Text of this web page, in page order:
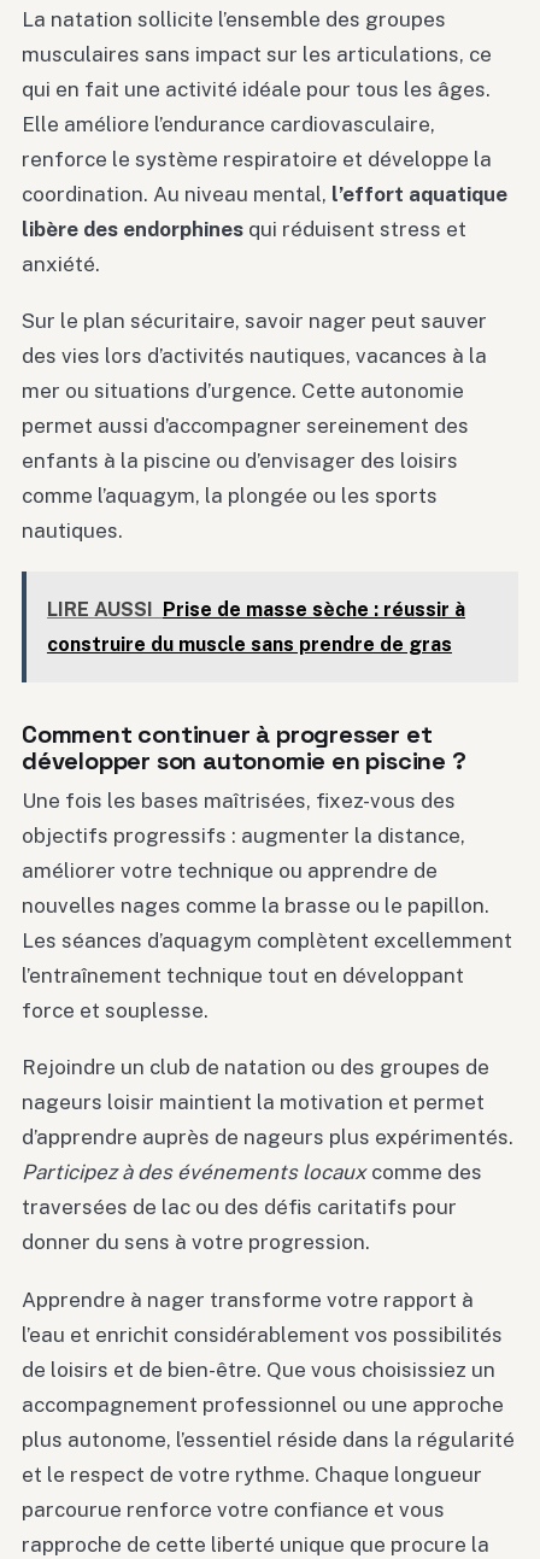
La natation sollicite l’ensemble des groupes
musculaires sans impact sur les articulations, ce
qui en fait une activité idéale pour tous les âges.
Elle améliore l’endurance cardiovasculaire,
renforce le système respiratoire et développe la
coordination. Au niveau mental, l’effort aquatique
libère des endorphines qui réduisent stress et
anxiété.
Sur le plan sécuritaire, savoir nager peut sauver
des vies lors d’activités nautiques, vacances à la
mer ou situations d’urgence. Cette autonomie
permet aussi d’accompagner sereinement des
enfants à la piscine ou d’envisager des loisirs
comme l’aquagym, la plongée ou les sports
nautiques.
LIRE AUSSI Prise de masse sèche : réussir à
construire du muscle sans prendre de gras
Comment continuer à progresser et
développer son autonomie en piscine ?
Une fois les bases maîtrisées, fixez-vous des
objectifs progressifs : augmenter la distance,
améliorer votre technique ou apprendre de
nouvelles nages comme la brasse ou le papillon.
Les séances d’aquagym complètent excellemment
l’entraînement technique tout en développant
force et souplesse.
Rejoindre un club de natation ou des groupes de
nageurs loisir maintient la motivation et permet
d’apprendre auprès de nageurs plus expérimentés.
Participez à des événements locauxcomme des
traversées de lac ou des défis caritatifs pour
donner du sens à votre progression.
Apprendre à nager transforme votre rapport à
l’eau et enrichit considérablement vos possibilités
de loisirs et de bien-être. Que vous choisissiez un
accompagnement professionnel ou une approche
plus autonome, l’essentiel réside dans la régularité
et le respect de votre rythme. Chaque longueur
parcourue renforce votre confiance et vous
rapproche de cette liberté unique que procure la